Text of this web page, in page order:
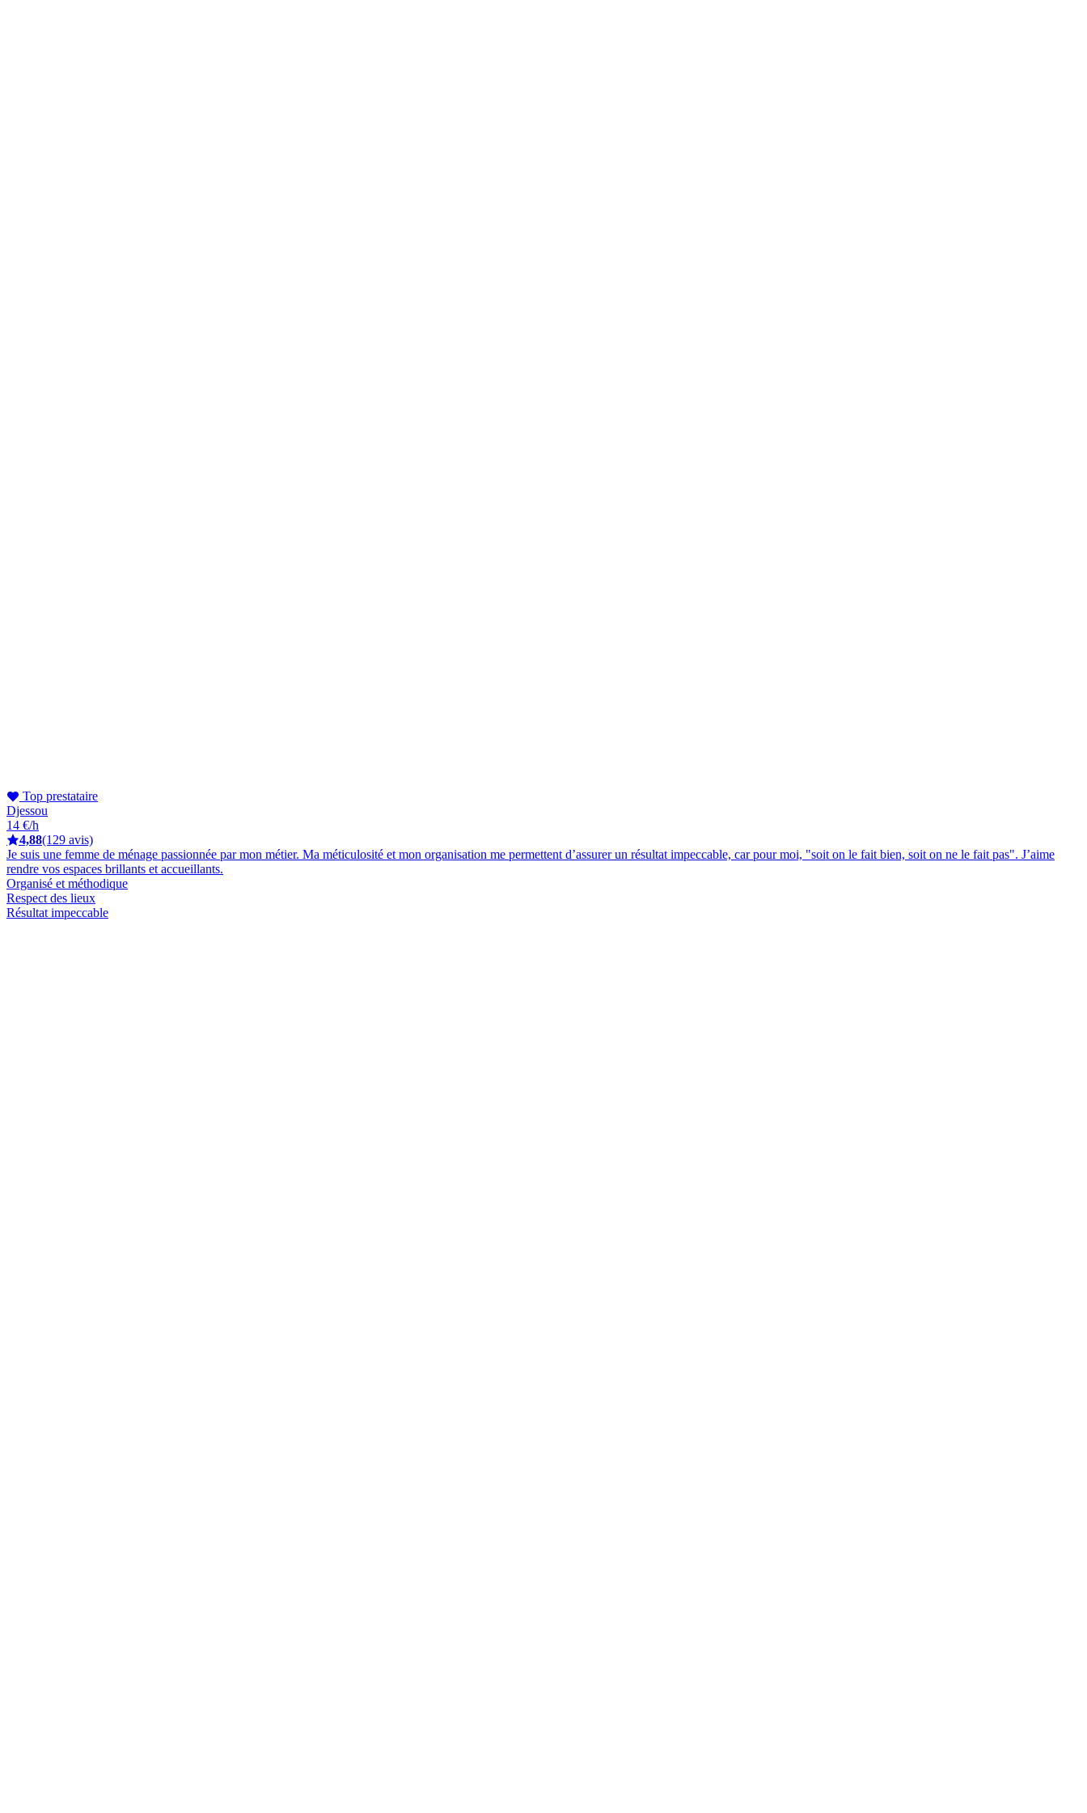
Top prestataire
Djessou
14 €/h
4,88(129 avis)
Je suis une femme de ménage passionnée par mon métier. Ma méticulosité et mon organisation me permettent d’assurer un résultat impeccable, car pour moi, "soit on le fait bien, soit on ne le fait pas". J’aime
rendre vos espaces brillants et accueillants.
Organisé et méthodique
Respect des lieux
Résultat impeccable